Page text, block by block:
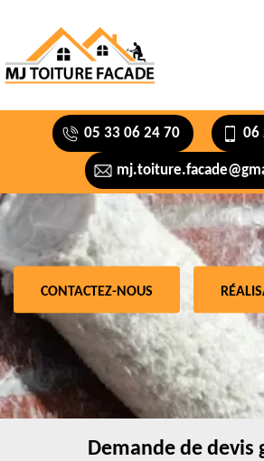
05 33 06 24 70 06
CONTACTEZ-NOUS
Demande de devis